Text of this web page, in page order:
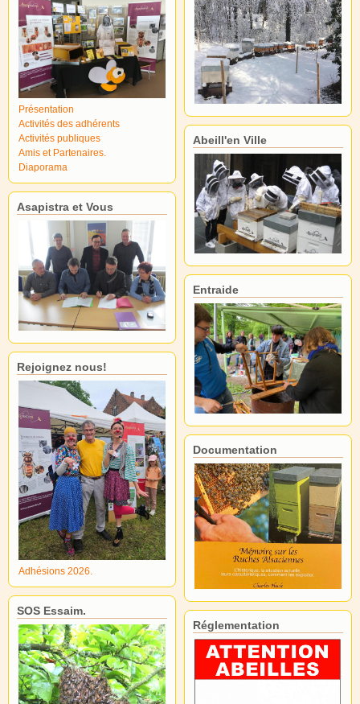
Présentation
Activités des adhérents
Activités publiques
Amis et Partenaires.
Diaporama
Asapistra et Vous
Rejoignez nous!
Adhésions 2026.
SOS Essaim.
Abeill'en Ville
Entraide
Documentation
Réglementation